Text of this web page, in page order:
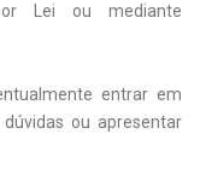
Lei ou mediante
entrar em
ou apresentar